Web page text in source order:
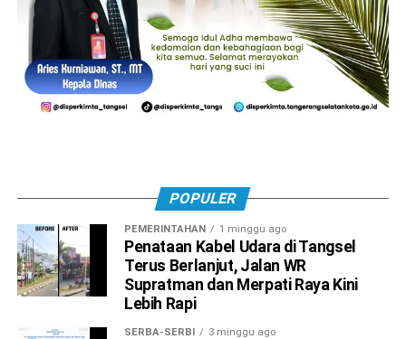
POPULER
PEMERINTAHAN 1 minggu ago
Penataan Kabel Udara di Tangsel
Terus Berlanjut, Jalan WR
Supratman dan Merpati Raya Kini
Lebih Rapi
SERBA-SERBI 3 minggu ago